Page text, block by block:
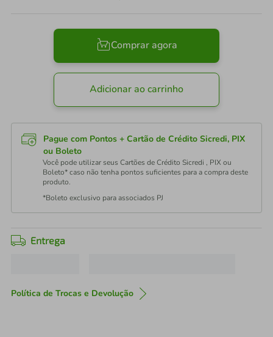
Comprar agora
Adicionar ao carrinho
Pague com Pontos + Cartão de Crédito Sicredi, PIX
ou Boleto
Você pode utilizar seus Cartões de Crédito Sicredi , PIX ou
Boleto* caso não tenha pontos suficientes para a compra deste
produto.
*Boleto exclusivo para associados PJ
Entrega
Política de Trocas e Devolução